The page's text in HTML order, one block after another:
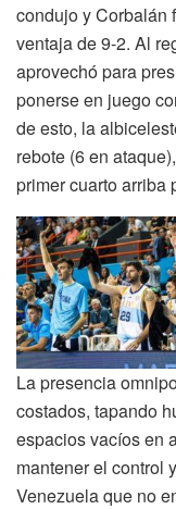
condujo y Corbalán
ventaja de 9-2. Al
aprovechó para
ponerse en juego
de esto, la
rebote (6 en
primer cuarto arriba
La presencia
costados, tapando
espacios vacíos en
mantener el control
Venezuela que no